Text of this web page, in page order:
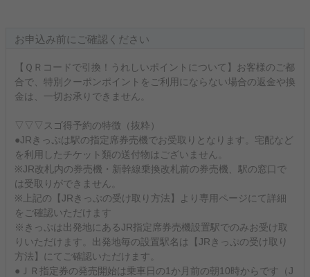
お申込み前にご確認ください
【ＱＲコードで引換！うれしいポイントについて】お客様のご都
合で、特別クーポンポイントをご利用にならない場合の返金や換
金は、一切お承りできません。
▽▽▽スゴ得予約の特徴（抜粋）
●JRきっぷは駅の指定席券売機でお受取りとなります。宅配など
を利用したチケット類の送付物はございません。
※JR改札内の券売機・新幹線乗換改札前の券売機、駅の窓口で
は受取りができません。
※上記の【JRきっぷの受け取り方法】より専用ページにて詳細
をご確認いただけます
※きっぷは出発地にあるJR指定席券売機設置駅でのみお受け取
りいただけます。出発地毎の設置駅名は【JRきっぷの受け取り
方法】にてご確認いただけます。
●ＪＲ指定券の発売開始は乗車日の1か月前の朝10時からです（J